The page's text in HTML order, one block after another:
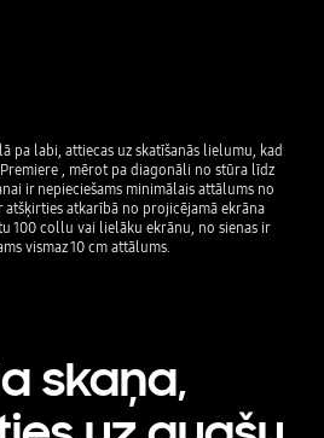
pa labi, attiecas uz skatīšanās lielumu, kad
, mērot pa diagonāli no stūra līdz
ir nepieciešams minimālais attālums no
atšķirties atkarībā no projicējamā ekrāna
100 collu vai lielāku ekrānu, no sienas ir
vismaz 10 cm attālums.
skaņa,